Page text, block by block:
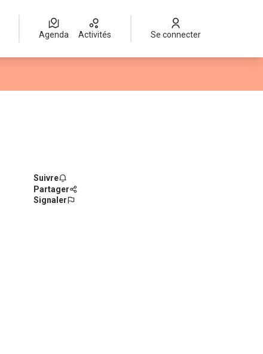
Agenda Activités Se connecter
Suivre
Partager
Signaler